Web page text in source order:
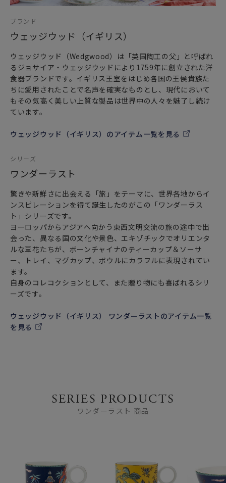
お家時間で旅へ想いを馳せる心豊かなティータイムをぜひお
ブランド
ウェッジウッド（イギリス）
ウェッジウッド（Wedgwood）は「英国陶工の父」と呼ばれ
るジョサイア・ウェッジウッドにより1759年に創立された洋
食器ブランドです。イギリス王室をはじめ各国の王侯貴族た
ちに愛用されたことで名声を確実なものとし、現代において
もその気高く美しい上質な製品は世界中の人々を魅了し続け
ています。
ウェッジウッド（イギリス）のアイテム一覧を見る
シリーズ
ワンダーラスト
驚きや新鮮さに出会える「旅」をテーマに、世界各地からイ
ンスピレーションを得て誕生したのがこの「ワンダーラス
ト」シリーズです。
ヨーロッパからアジアへ向かう東西文明交流の旅の途中で出
会った、異なる国の文化や景色、エキゾチックでオリエンタ
ルな草花たちが、ボーンチャイナのティーカップ＆ソーサ
ー、トレイ、マグカップ、ボウルにカラフルに表現されてい
ます。
自身のコレコクションとして、また贈り物にも喜ばれるシリ
ーズです。
ウェッジウッド（イギリス） ワンダーラストのアイテム一覧
を見る
SERIES PRODUCTS
ワンダーラスト 商品